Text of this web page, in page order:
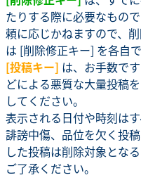
たりする際に必要なもの
頼に応じかねますので、
は [削除修正キー] を各自
[投稿キー] は、お手数で
どによる悪質な大量投稿
してください。
表示される日付や時刻は
誹謗中傷、品位を欠く投
した投稿は削除対象とな
ご了承ください。